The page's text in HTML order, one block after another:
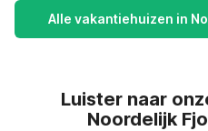
Alle vakantiehuizen in
Luister naar
Noordelijk